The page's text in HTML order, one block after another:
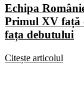
Echipa
Primul XV față
fața debutului
Citește articolul